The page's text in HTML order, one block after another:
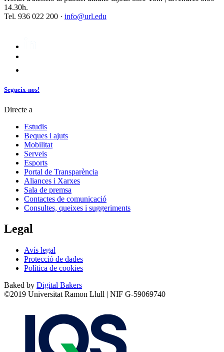
14.30h.
Tel. 936 022 200 · info@url.edu
Segueix-nos!
Directe a
Estudis
Beques i ajuts
Mobilitat
Serveis
Esports
Portal de Transparència
Aliances i Xarxes
Sala de premsa
Contactes de comunicació
Consultes, queixes i suggeriments
Legal
Avís legal
Protecció de dades
Política de cookies
Baked by Digital Bakers
©2019 Universitat Ramon Llull | NIF G-59069740